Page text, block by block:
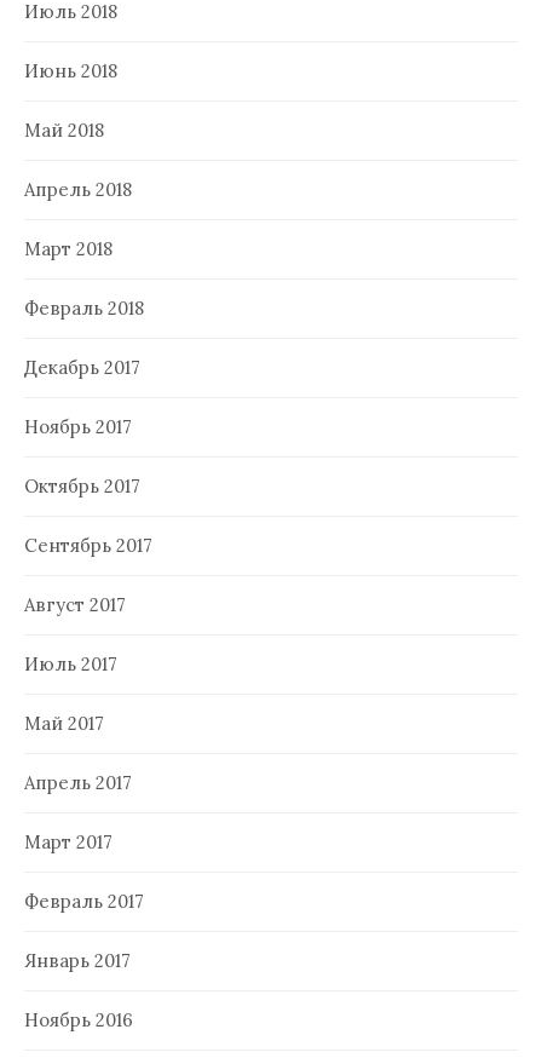
Июль 2018
Июнь 2018
Май 2018
Апрель 2018
Март 2018
Февраль 2018
Декабрь 2017
Ноябрь 2017
Октябрь 2017
Сентябрь 2017
Август 2017
Июль 2017
Май 2017
Апрель 2017
Март 2017
Февраль 2017
Январь 2017
Ноябрь 2016